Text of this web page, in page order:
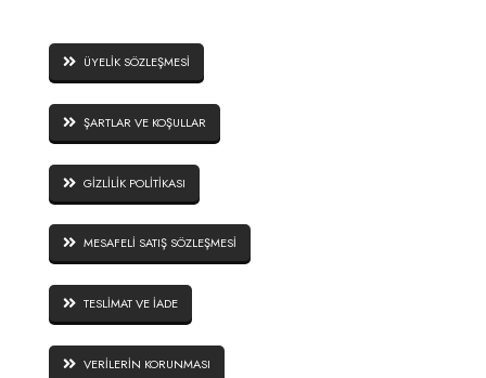
ÜYELİK SÖZLEŞMESİ
ŞARTLAR VE KOŞULLAR
GİZLİLİK POLİTİKASI
MESAFELİ SATIŞ SÖZLEŞMESİ
TESLİMAT VE İADE
VERİLERİN KORUNMASI